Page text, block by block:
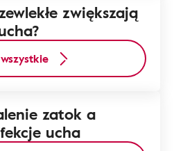
zwiększają
zatok a
ucha